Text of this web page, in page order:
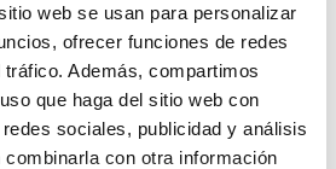
web se usan para personalizar
ofrecer funciones de redes
Además, compartimos
que haga del sitio web con
sociales, publicidad y análisis
con otra información